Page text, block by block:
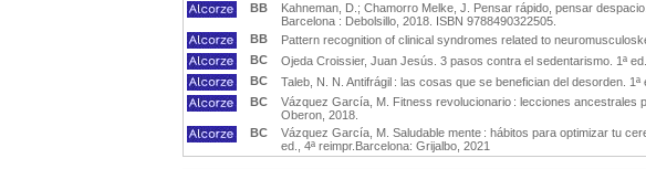
BB
Kahneman, D.; Chamorro Melke, J. Pensar rápido, pensar
Barcelona : Debolsillo, 2018. ISBN 9788490322505.
BB
Pattern recognition of clinical syndromes related to
BC
Ojeda Croissier, Juan Jesús. 3 pasos contra el sedentarismo. 1ª
BC
Taleb, N. N. Antifrágil : las cosas que se benefician del desorden. 1ª
BC
Vázquez García, M. Fitness revolucionario : lecciones ancestrales
Oberon, 2018.
BC
Vázquez García, M. Saludable mente : hábitos para optimizar tu
ed., 4ª reimpr.Barcelona: Grijalbo, 2021